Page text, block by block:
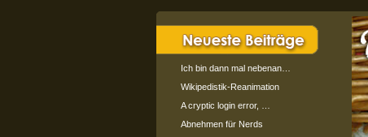
Ich bin dann mal nebenan…
Wikipedistik-Reanimation
A cryptic login error, …
Abnehmen für Nerds